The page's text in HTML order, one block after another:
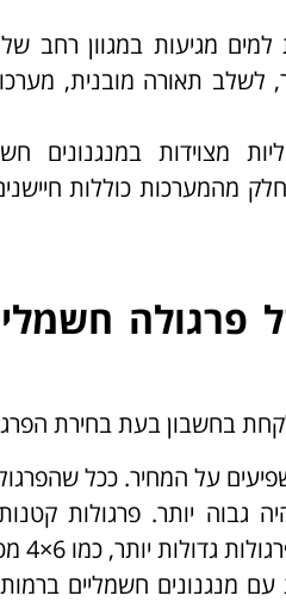
מגיעות במגוון רחב
לשלב תאורה מובנית,
מצוידות במנגנונים
מהמערכות כוללות
פרגולה
בחשבון בעת בחירת
על המחיר. ככל
גבוה יותר. פרגולות קטנות
מנגנונים חשמליים